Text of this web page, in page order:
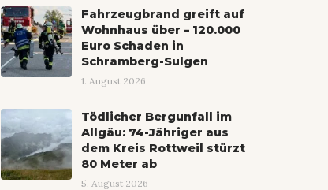
Fahrzeugbrand greift auf
Wohnhaus über – 120.000
Euro Schaden in
Schramberg-Sulgen
1. August 2026
Tödlicher Bergunfall im
Allgäu: 74-Jähriger aus
dem Kreis Rottweil stürzt
80 Meter ab
5. August 2026